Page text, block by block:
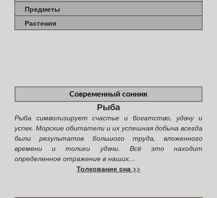
Предметы
Растения
Современный сонник
Рыба
Рыба символизирует счастье и богатство, удачу и
успех. Морские обитатели и их успешная добыча всегда
были результатов большого труда, вложенного
времени и толики удачи. Всё это находит
определенное отражение в наших…
Толкование сна >>